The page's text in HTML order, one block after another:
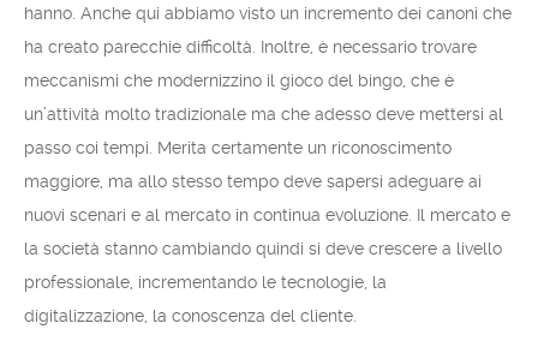
hanno. Anche qui abbiamo visto un incremento dei canoni che
ha creato parecchie difficoltà. Inoltre, è necessario trovare
meccanismi che modernizzino il gioco del bingo, che è
un’attività molto tradizionale ma che adesso deve mettersi al
passo coi tempi. Merita certamente un riconoscimento
maggiore, ma allo stesso tempo deve sapersi adeguare ai
nuovi scenari e al mercato in continua evoluzione. Il mercato e
la società stanno cambiando quindi si deve crescere a livello
professionale, incrementando le tecnologie, la
digitalizzazione, la conoscenza del cliente.